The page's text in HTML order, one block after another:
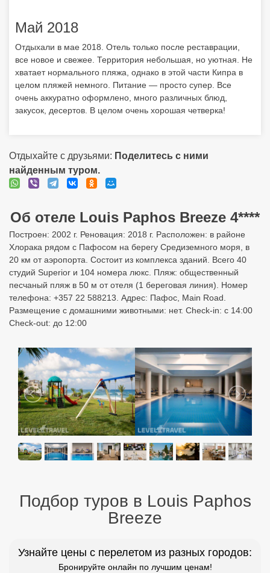
Май 2018
Отдыхали в мае 2018. Отель только после реставрации,
все новое и свежее. Территория небольшая, но уютная. Не
хватает нормального пляжа, однако в этой части Кипра в
целом пляжей немного. Питание — просто супер. Все
очень аккуратно оформлено, много различных блюд,
закусок, десертов. В целом очень хорошая четверка!
Отдыхайте с друзьями: Поделитесь с ними
найденным туром.
Об отеле Louis Paphos Breeze 4****
Построен: 2002 г. Реновация: 2018 г. Расположен: в районе
Хлорака рядом с Пафосом на берегу Средиземного моря, в
20 км от аэропорта. Состоит из комплекса зданий. Всего 40
студий Superior и 104 номера люкс. Пляж: общественный
песчаный пляж в 50 м от отеля (1 береговая линия). Номер
телефона: +357 22 588213. Адрес: Пафос, Main Road.
Размещение с домашними животными: нет. Check-in: с 14:00
Check-out: до 12:00
Подбор туров в Louis Paphos
Breeze
Узнайте цены с перелетом из разных городов:
Бронируйте онлайн по лучшим ценам!